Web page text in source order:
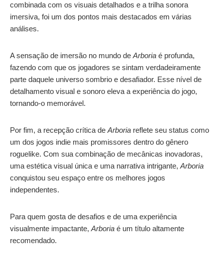
combinada com os visuais detalhados e a trilha sonora
imersiva, foi um dos pontos mais destacados em várias
análises.
A sensação de imersão no mundo de Arboria é profunda,
fazendo com que os jogadores se sintam verdadeiramente
parte daquele universo sombrio e desafiador. Esse nível de
detalhamento visual e sonoro eleva a experiência do jogo,
tornando-o memorável.
Por fim, a recepção crítica de Arboria reflete seu status como
um dos jogos indie mais promissores dentro do gênero
roguelike. Com sua combinação de mecânicas inovadoras,
uma estética visual única e uma narrativa intrigante, Arboria
conquistou seu espaço entre os melhores jogos
independentes.
Para quem gosta de desafios e de uma experiência
visualmente impactante, Arboria é um título altamente
recomendado.